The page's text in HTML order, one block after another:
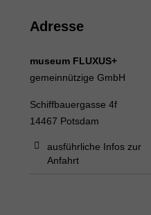
Adresse
museum FLUXUS+
gemeinnützige GmbH
Schiffbauergasse 4f
14467 Potsdam
ausführliche Infos zur
Anfahrt